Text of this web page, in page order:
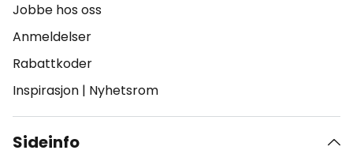
Jobbe hos oss
Anmeldelser
Rabattkoder
Inspirasjon | Nyhetsrom
Sideinfo